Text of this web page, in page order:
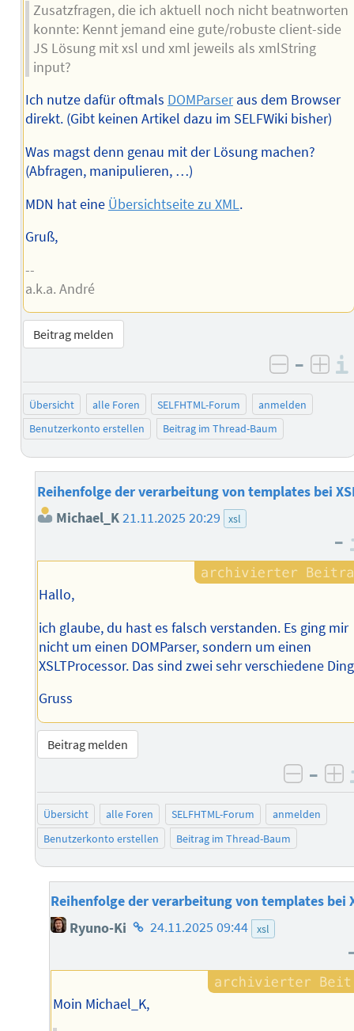
Zusatzfragen, die ich aktuell noch nicht beatnworten
konnte: Kennt jemand eine gute/robuste client-side
JS Lösung mit xsl und xml jeweils als xmlString
input?
Ich nutze dafür oftmals DOMParseraus dem Browser
direkt. (Gibt keinen Artikel dazu im SELFWiki bisher)
Was magst denn genau mit der Lösung machen?
(Abfragen, manipulieren, …)
MDN hat eine Übersichtseite zu XML.
Gruß,
--
a.k.a. André
Beitrag melden
negativ
–
Übersicht alle Foren SELFHTML-Forum
anmelden
Benutzerkonto erstellen
Beitrag im Thread-Baum
Reihenfolge der verarbeitung von templates bei
Michael_K21.11.2025 20:29 xsl
–
Hallo,
ich glaube, du hast es falsch verstanden. Es ging mir
nicht um einen DOMParser, sondern um einen
XSLTProcessor. Das sind zwei sehr verschiedene
Gruss
Beitrag melden
–
Übersicht alle Foren SELFHTML-Forum
anmelden
Benutzerkonto erstellen
Beitrag im Thread-Baum
Reihenfolge der verarbeitung von templates bei
Ryuno-Ki Homepage
Autors
24.11.2025 09:44 xsl
Moin Michael_K,